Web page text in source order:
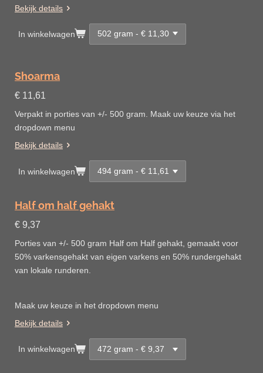
Bekijk details
In winkelwagen
Shoarma
€ 11,61
Verpakt in porties van +/- 500 gram. Maak uw keuze via het
dropdown menu
Bekijk details
In winkelwagen
Half om half gehakt
€ 9,37
Porties van +/- 500 gram Half om Half gehakt, gemaakt voor
50% varkensgehakt van eigen varkens en 50% rundergehakt
van lokale runderen.
Maak uw keuze in het dropdown menu
Bekijk details
In winkelwagen